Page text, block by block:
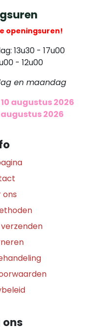
openingsuren!
13u30 - 17u00
- 12u00
en maandag
10 augustus 2026
augustus 2026
ons